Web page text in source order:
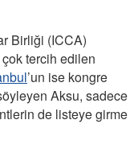
Birliği (ICCA)
tercih edilen
’un ise kongre
Aksu, sadece
de listeye girme